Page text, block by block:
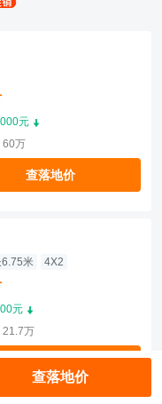
元
60万
查落地价
米 4X2
元
21.7万
查落地价
查落地价